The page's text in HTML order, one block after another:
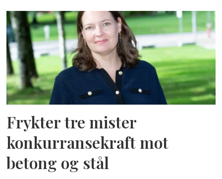
Frykter tre mister
konkurransekraft mot
betong og stål